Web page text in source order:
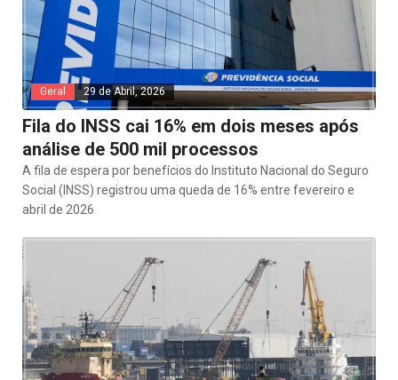
Geral 29 de Abril, 2026
Fila do INSS cai 16% em dois meses após
análise de 500 mil processos
A fila de espera por benefícios do Instituto Nacional do Seguro
Social (INSS) registrou uma queda de 16% entre fevereiro e
abril de 2026